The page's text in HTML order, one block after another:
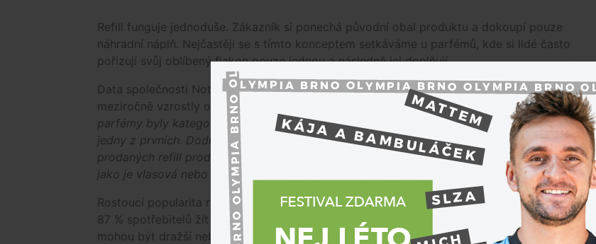
Refill funguje jednoduše. Zákazník si ponechá původní obal produktu a dokoupí pouze
náhradní náplň. Nejčastěji se s tímto konceptem setkáváme u parfémů, kde si lidé často
pořizují svůj oblíbený flakon pouze jednou a následně jej doplňují.
Data společnosti Notino ukazují, že prodeje doplňovacích náplní v Česku v roce 2025
meziročně vzrostly o 60 %, přičemž největší zájem je dlouhodobě o parfémy.„Právě
parfémy byly kategorií, ve které se refill produkty začaly ve větší míře prosazovat jako
jedny z prvních. Dodnes si drží dominantní postavení a napříč trhy tvoří 84 % všech
prodaných refill produktů na Notinu. Postupně se ale zájem rozšířil i do dalších kategorií,
jako je vlasová nebo pleťová kosmetika,“
Alexandra Išuninová
Rostoucí popularita refillů zapadá do širšího trendu. Podle mezinárodních průzkumů chce až
87 % spotřebitelů žít udržitelněji, řada z nich však naráží na to, že ekologičtější alternativy
mohou být dražší nebo méně dostupné. Právě doplňovací náplně jsou jedním z příkladů, kdy